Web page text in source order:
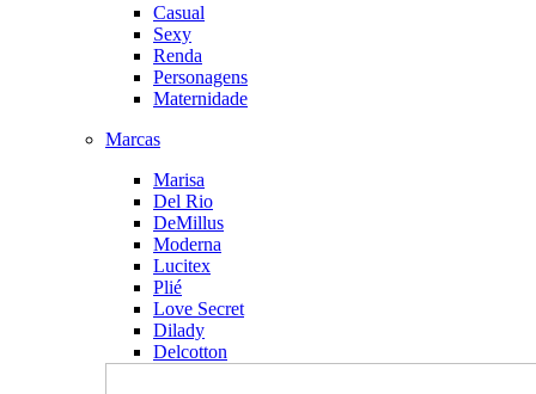
Casual
Sexy
Renda
Personagens
Maternidade
Marcas
Marisa
Del Rio
DeMillus
Moderna
Lucitex
Plié
Love Secret
Dilady
Delcotton